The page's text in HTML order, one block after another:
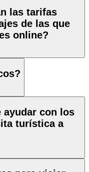
las tarifas
de las que
online?
ayudar con los
turística a